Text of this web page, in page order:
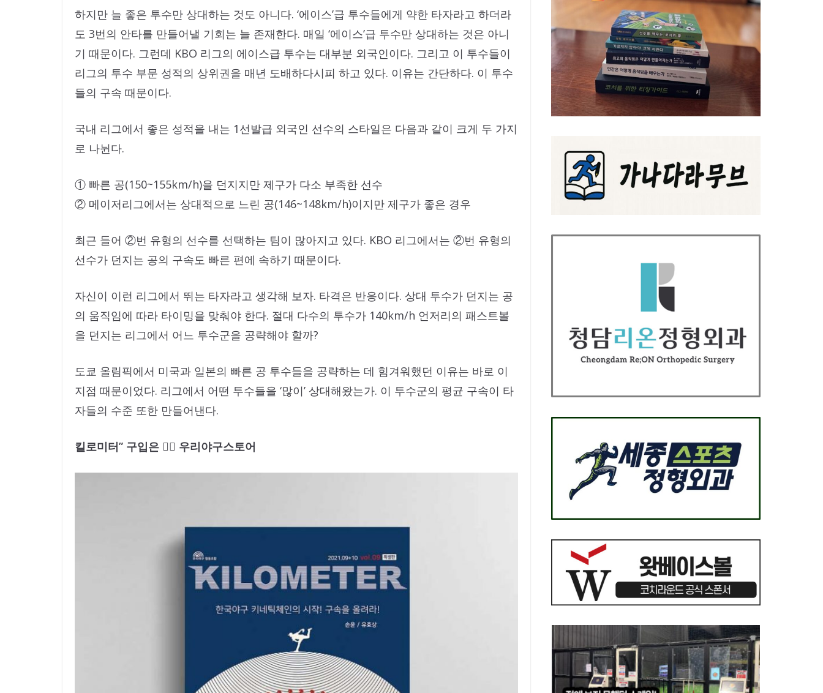
하지만 늘 좋은 투수만 상대하는 것도 아니다. ‘에이스’급 투수들에게 약한 타자라고 하더라
도 3번의 안타를 만들어낼 기회는 늘 존재한다. 매일 ‘에이스’급 투수만 상대하는 것은 아니
기 때문이다. 그런데 KBO 리그의 에이스급 투수는 대부분 외국인이다. 그리고 이 투수들이
리그의 투수 부문 성적의 상위권을 매년 도배하다시피 하고 있다. 이유는 간단하다. 이 투수
들의 구속 때문이다.
국내 리그에서 좋은 성적을 내는 1선발급 외국인 선수의 스타일은 다음과 같이 크게 두 가지
로 나뉜다.
① 빠른 공(150~155km/h)을 던지지만 제구가 다소 부족한 선수
② 메이저리그에서는 상대적으로 느린 공(146~148km/h)이지만 제구가 좋은 경우
최근 들어 ②번 유형의 선수를 선택하는 팀이 많아지고 있다. KBO 리그에서는 ②번 유형의
선수가 던지는 공의 구속도 빠른 편에 속하기 때문이다.
자신이 이런 리그에서 뛰는 타자라고 생각해 보자. 타격은 반응이다. 상대 투수가 던지는 공
의 움직임에 따라 타이밍을 맞춰야 한다. 절대 다수의 투수가 140km/h 언저리의 패스트볼
을 던지는 리그에서 어느 투수군을 공략해야 할까?
도쿄 올림픽에서 미국과 일본의 빠른 공 투수들을 공략하는 데 힘겨워했던 이유는 바로 이
지점 때문이었다. 리그에서 어떤 투수들을 ‘많이’ 상대해왔는가. 이 투수군의 평균 구속이 타
자들의 수준 또한 만들어낸다.
킬로미터” 구입은 👉🏼 우리야구스토어